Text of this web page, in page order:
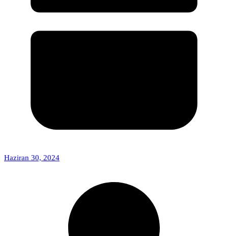
Haziran 30, 2024